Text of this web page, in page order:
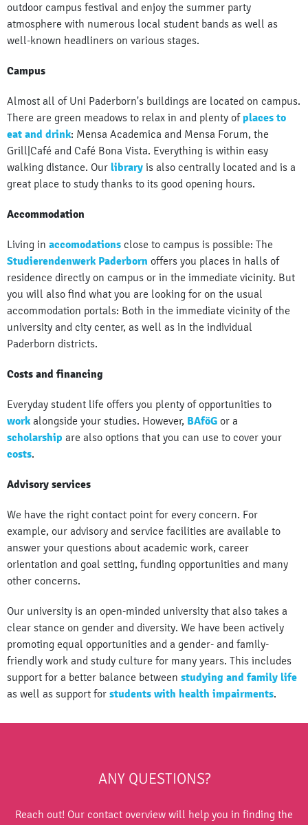
outdoor campus festival and enjoy the summer party
atmosphere with numerous local student bands as well as
well-known headliners on various stages.
Campus
Almost all of Uni Paderborn's buildings are located on campus.
There are green meadows to relax in and plenty of places to
eat and drink: Mensa Academica and Mensa Forum, the
Grill|Café and Café Bona Vista. Everything is within easy
walking distance. Our library is also centrally located and is a
great place to study thanks to its good opening hours.
Accommodation
Living in accomodations close to campus is possible: The
Studierendenwerk Paderborn offers you places in halls of
residence directly on campus or in the immediate vicinity. But
you will also find what you are looking for on the usual
accommodation portals: Both in the immediate vicinity of the
university and city center, as well as in the individual
Paderborn districts.
Costs and financing
Everyday student life offers you plenty of opportunities to
work alongside your studies. However, BAföG or a
scholarship are also options that you can use to cover your
costs.
Advisory services
We have the right contact point for every concern. For
example, our advisory and service facilities are available to
answer your questions about academic work, career
orientation and goal setting, funding opportunities and many
other concerns.
Our university is an open-minded university that also takes a
clear stance on gender and diversity. We have been actively
promoting equal opportunities and a gender- and family-
friendly work and study culture for many years. This includes
support for a better balance between studying and family life
as well as support for students with health impairments.
ANY QUESTIONS?
Reach out! Our contact overview will help you in finding the